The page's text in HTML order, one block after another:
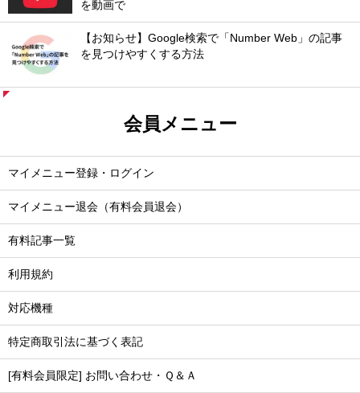
を動画で
【お知らせ】Google検索で「Number Web」の記事
を見つけやすくする方法
会員メニュー
マイメニュー登録・ログイン
マイメニュー退会（有料会員退会）
有料記事一覧
利用規約
対応機種
特定商取引法に基づく表記
[有料会員限定] お問い合わせ・Ｑ＆Ａ